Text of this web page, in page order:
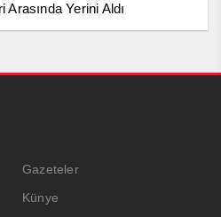
Yerini Aldı
Gazeteler
Künye